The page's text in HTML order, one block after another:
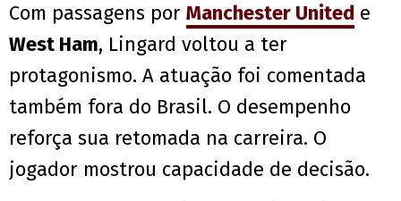
Com passagens por Manchester United e
West Ham, Lingard voltou a ter
protagonismo. A atuação foi comentada
também fora do Brasil. O desempenho
reforça sua retomada na carreira. O
jogador mostrou capacidade de decisão.